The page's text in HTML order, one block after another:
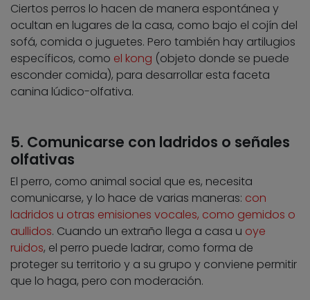
Ciertos perros lo hacen de manera espontánea y
ocultan en lugares de la casa, como bajo el cojín del
sofá, comida o juguetes. Pero también hay artilugios
específicos, como el kong (objeto donde se puede
esconder comida), para desarrollar esta faceta
canina lúdico-olfativa.
5. Comunicarse con ladridos o señales
olfativas
El perro, como animal social que es, necesita
comunicarse, y lo hace de varias maneras: con
ladridos u otras emisiones vocales, como gemidos o
aullidos. Cuando un extraño llega a casa u oye
ruidos, el perro puede ladrar, como forma de
proteger su territorio y a su grupo y conviene permitir
que lo haga, pero con moderación.